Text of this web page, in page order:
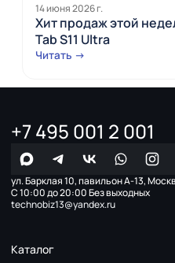
14 июня 2026 г.
Хит продаж этой
Tab S11 Ultra
Читать →
+7 495 001 2 001
ул. Барклая 10, павильон А-13,
С 10:00 до 20:00 Без выходных
technobiz13@yandex.ru
Каталог